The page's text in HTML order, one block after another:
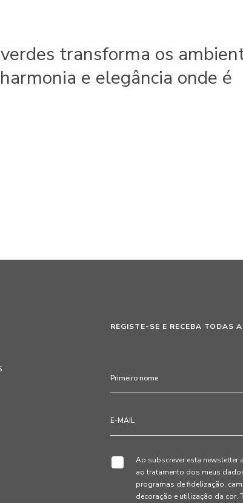
transforma os
e elegância onde é
REGISTE-SE E RECEBA TODAS
Ao subscrever esta newsletter
ao tratamento dos meus
programas de fidelização,
decoração e utilização da cor.